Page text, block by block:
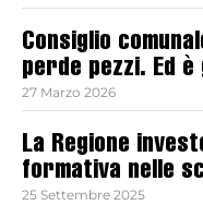
Consiglio
perde pezzi. Ed
27 Marzo 2026
La Regione
formativa nelle
25 Settembre 2025